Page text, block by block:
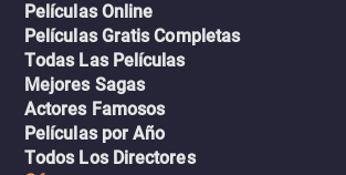
Películas Online
Películas Gratis Completas
Todas Las Películas
Mejores Sagas
Actores Famosos
Películas por Año
Todos Los Directores